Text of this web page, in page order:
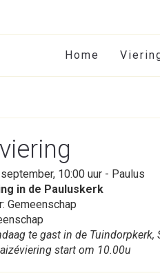
Home
10:00 uur - Paulus
in de Pauluskerk
Gemeenschap
te gast in de Tuindorpkerk,
start om 10.00u